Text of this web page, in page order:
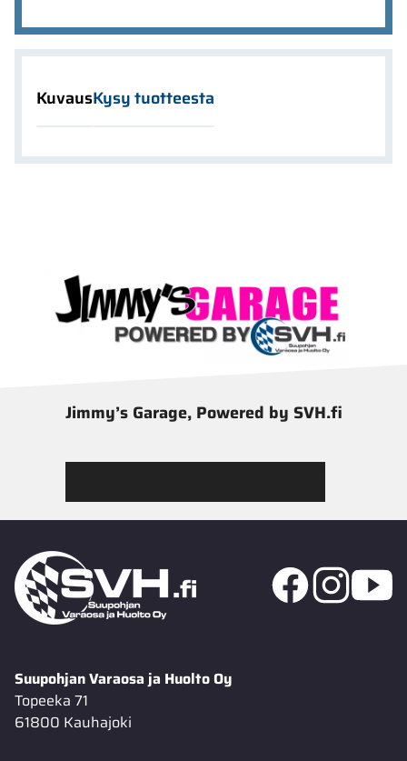
KuvausKysy tuotteesta
Jimmy’s Garage, Powered by SVH.fi
Suupohjan Varaosa ja Huolto Oy
Topeeka 71
61800 Kauhajoki